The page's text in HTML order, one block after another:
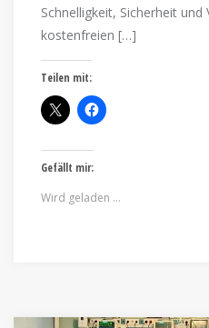
Schnelligkeit, Sicherheit
kostenfreien […]
Teilen mit:
Gefällt mir:
Wird geladen …